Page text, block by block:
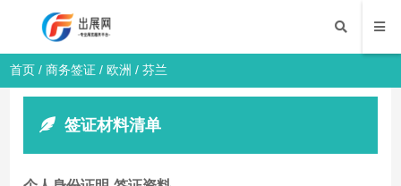
首页 /商务签证 /欧洲 / 芬兰
签证材料清单